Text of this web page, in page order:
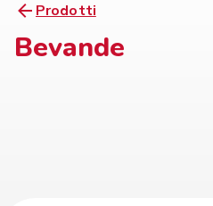
Prodotti
Bevande